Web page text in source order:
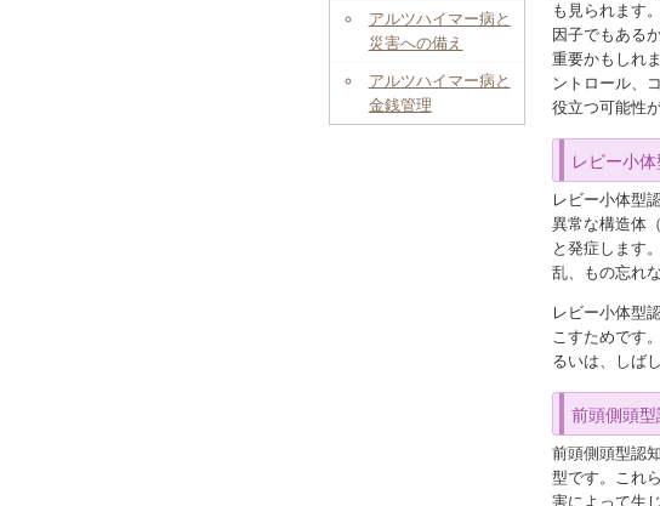
も見られます
因子でもある
重要かもしれ
ントロール、
役立つ可能性
レビー小
レビー小体型
異常な構造体
と発症します
乱、もの忘れ
レビー小体型
こすためです
るいは、しば
前頭側頭型
前頭側頭型認
型です。これ
害によって生
アルツハイマー病と
災害への備え
アルツハイマー病と
金銭管理